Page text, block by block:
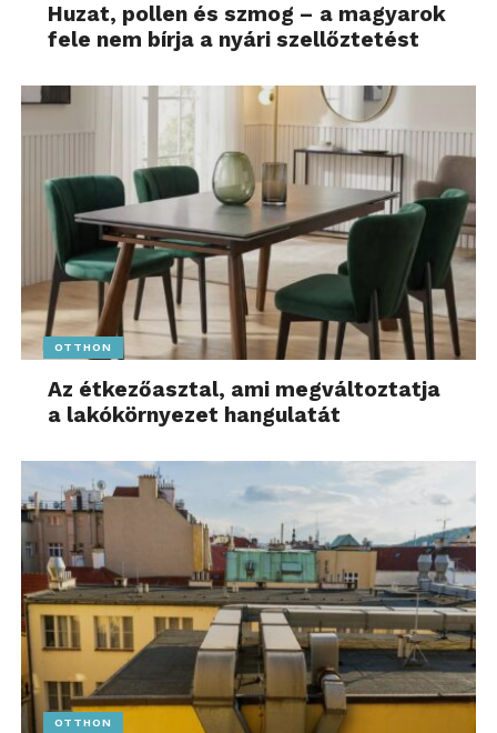
Huzat, pollen és szmog – a magyarok
fele nem bírja a nyári szellőztetést
OTTHON
Az étkezőasztal, ami megváltoztatja
a lakókörnyezet hangulatát
OTTHON